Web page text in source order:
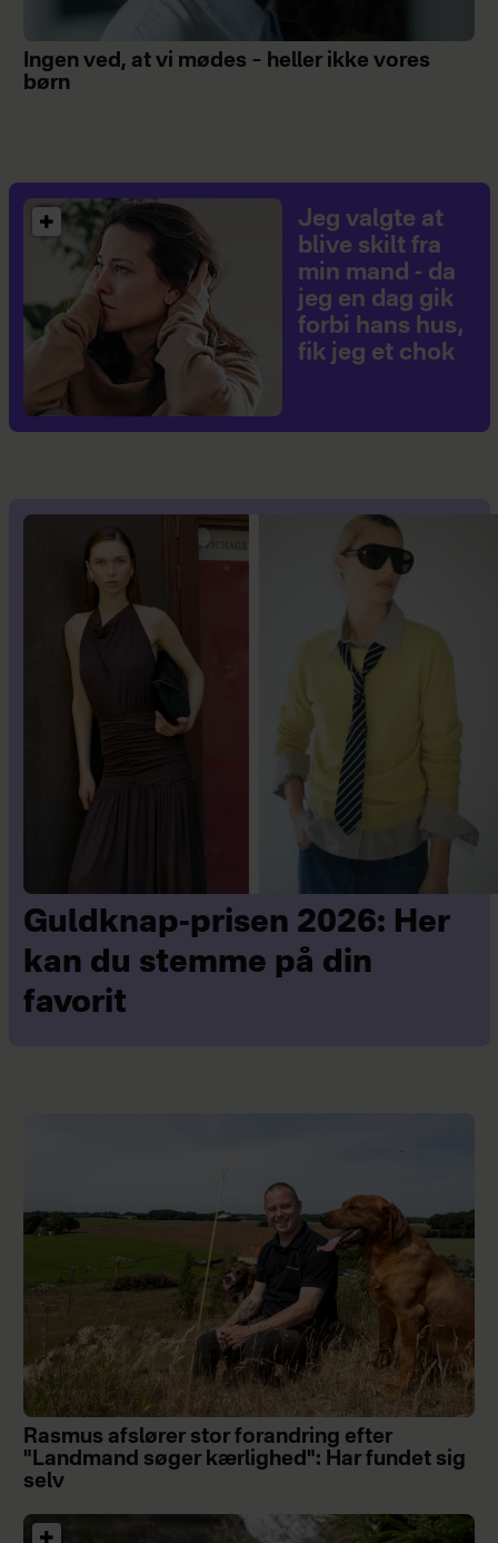
Ingen ved, at vi mødes – heller ikke vores
børn
Jeg valgte at
blive skilt fra
min mand - da
jeg en dag gik
forbi hans hus,
fik jeg et chok
Guldknap-prisen 2026: Her
kan du stemme på din
favorit
Rasmus afslører stor forandring efter
"Landmand søger kærlighed": Har fundet sig
selv